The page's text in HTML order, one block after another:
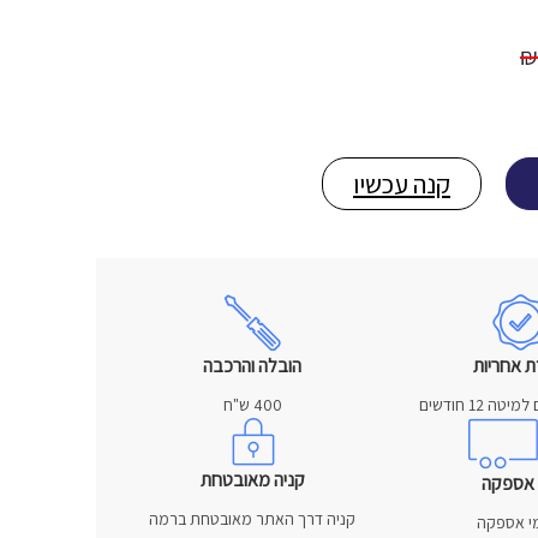
₪
קנה עכשיו
אחריות הובלה והרכבה
400 ש"ח
אספקה קניה מאובטחת
קניה דרך האתר מאובטחת ברמה